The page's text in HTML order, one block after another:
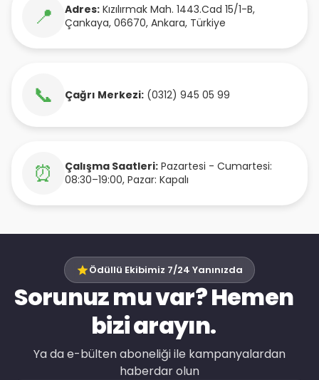
📍 Adres: Kızılırmak Mah. 1443.Cad 15/1-B,
Çankaya, 06670, Ankara, Türkiye
📞 Çağrı Merkezi: (0312) 945 05 99
⏰ Çalışma Saatleri: Pazartesi - Cumartesi:
08:30–19:00, Pazar: Kapalı
Ödüllü Ekibimiz 7/24 Yanınızda
Sorunuz mu var? Hemen
bizi arayın.
Ya da e-bülten aboneliği ile kampanyalardan
haberdar olun